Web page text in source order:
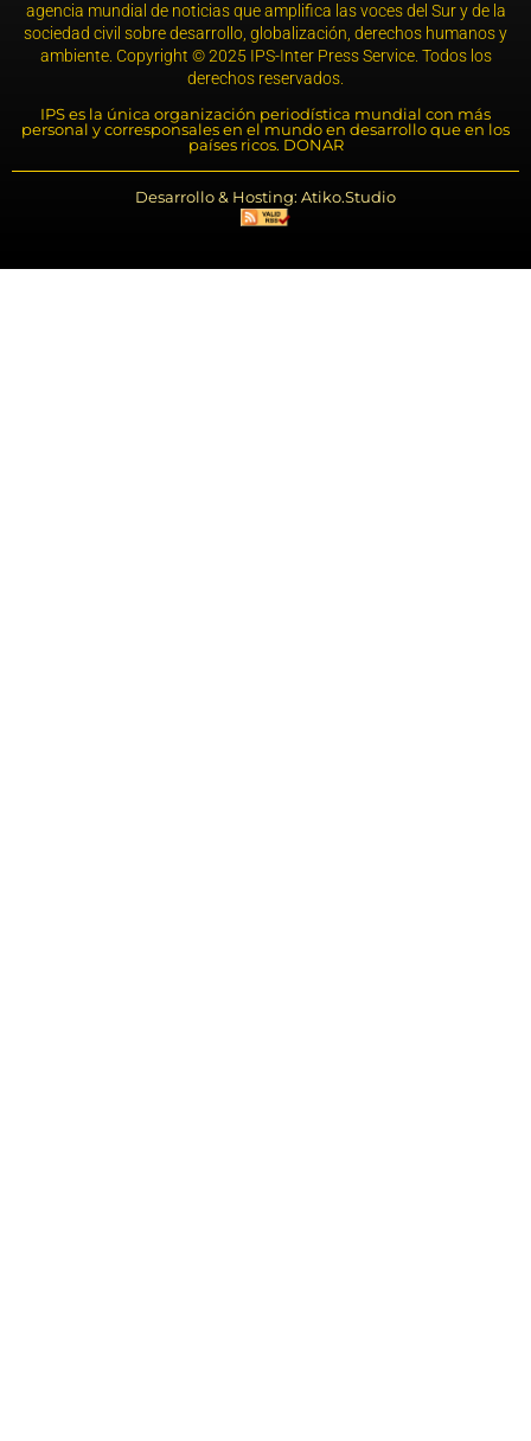
agencia mundial de noticias que amplifica las voces del Sur y de la
sociedad civil sobre desarrollo, globalización, derechos humanos y
ambiente. Copyright © 2025 IPS-Inter Press Service. Todos los
derechos reservados.
IPS es la única organización periodística mundial con más
personal y corresponsales en el mundo en desarrollo que en los
países ricos. DONAR
Desarrollo & Hosting: Atiko.Studio